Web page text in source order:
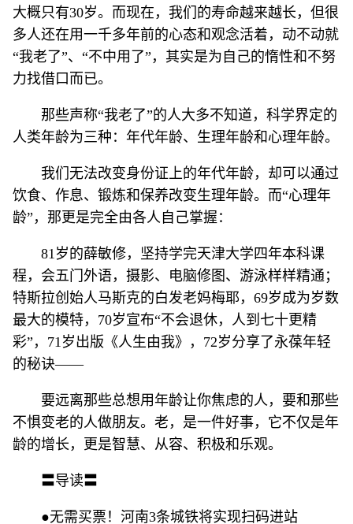
大概只有30岁。而现在，我们的寿命越来越长，但很
多人还在用一千多年前的心态和观念活着，动不动就
“我老了”、“不中用了”，其实是为自己的惰性和不努
力找借口而已。
那些声称“我老了”的人大多不知道，科学界定的
人类年龄为三种：年代年龄、生理年龄和心理年龄。
我们无法改变身份证上的年代年龄，却可以通过
饮食、作息、锻炼和保养改变生理年龄。而“心理年
龄”，那更是完全由各人自己掌握：
81岁的薛敏修，坚持学完天津大学四年本科课
程，会五门外语，摄影、电脑修图、游泳样样精通；
特斯拉创始人马斯克的白发老妈梅耶，69岁成为岁数
最大的模特，70岁宣布“不会退休，人到七十更精
彩”，71岁出版《人生由我》，72岁分享了永葆年轻
的秘诀——
要远离那些总想用年龄让你焦虑的人，要和那些
不惧变老的人做朋友。老，是一件好事，它不仅是年
龄的增长，更是智慧、从容、积极和乐观。
〓导读〓
●无需买票！河南3条城铁将实现扫码进站